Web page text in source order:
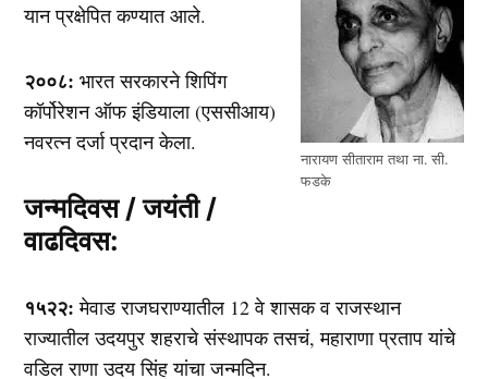
नारायण सीताराम तथा ना. सी.
फडके
यान प्रक्षेपित कण्यात आले.
२००८: भारत सरकारने शिपिंग
कॉर्पोरेशन ऑफ इंडियाला (एससीआय)
नवरत्न दर्जा प्रदान केला.
जन्मदिवस / जयंती /
वाढदिवस:
१५२२: मेवाड राजघराण्यातील 12 वे शासक व राजस्थान
राज्यातील उदयपुर शहराचे संस्थापक तसचं, महाराणा प्रताप यांचे
वडिल राणा उदय सिंह यांचा जन्मदिन.